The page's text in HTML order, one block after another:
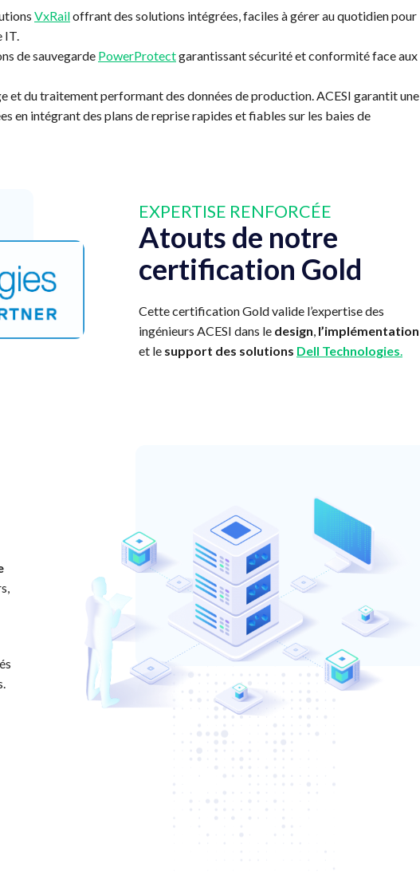
VxRailoffrant des solutions intégrées, faciles à gérer au quotidien pour
IT.
de sauvegarde PowerProtectgarantissant sécurité et conformité face aux
et du traitement performant des données de production. ACESI garantit une
en intégrant des plans de reprise rapides et fiables sur les baies de
EXPERTISE RENFORCÉE
Atouts de notre
certification Gold
Cette certification Gold valide l’expertise des
ingénieurs ACESI dans le design, l’implémentation
et le support des solutions Dell Technologies.